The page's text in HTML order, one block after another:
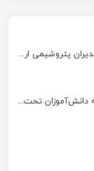
غبارروبی مزار شهدا در ماهشهر با حضور مدیران پتروشیمی اروند و مسئولان شهری
پتروشیمی اروند ۹۸۵ بسته نوشت‌افزار به دانش‌آموزان تحت پوشش کمیته امداد بندرماهشهر اهدا کرد